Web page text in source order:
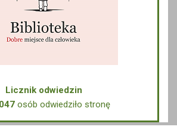
Licznik odwiedzin
osób odwiedziło stronę